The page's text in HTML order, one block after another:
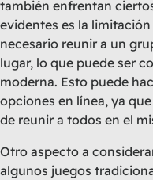
también enfrentan
evidentes es la
necesario reunir a un
lugar, lo que puede ser
moderna. Esto puede
opciones en línea, ya
de reunir a todos en el
Otro aspecto a
algunos juegos